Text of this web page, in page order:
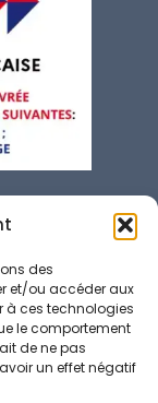
des
et/ou accéder aux
à ces technologies
le comportement
de ne pas
un effet négatif
Nice